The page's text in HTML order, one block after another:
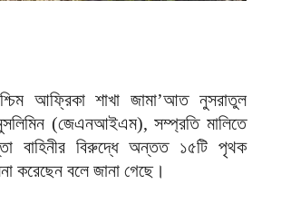
আফ্রিকা শাখা জামা’আত নুসরাতুল
(জেএনআইএম), সম্প্রতি মালিতে
বাহিনীর বিরুদ্ধে অন্তত ১৫টি পৃথক
করেছেন বলে জানা গেছে।